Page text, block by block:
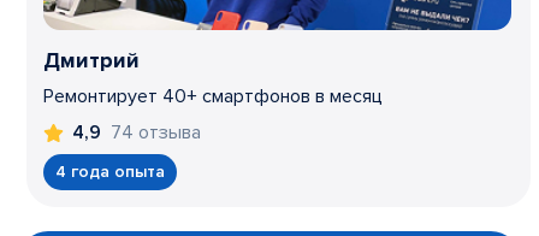
Дмитрий
Ремонтирует 40+ смартфонов в месяц
4,9 74 отзыва
4 года опыта